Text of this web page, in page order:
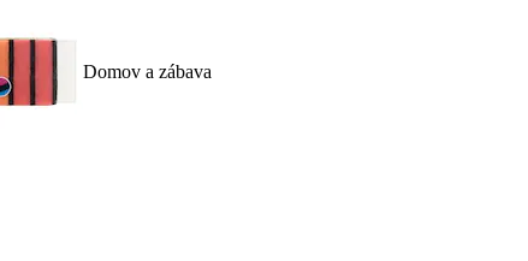
Domov a zábava